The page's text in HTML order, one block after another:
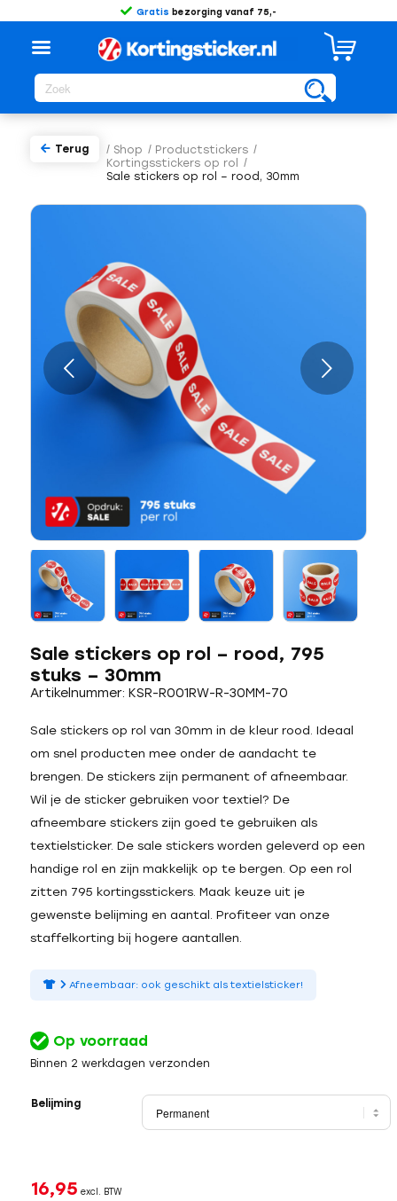
Gratis bezorging vanaf 75,-
/ Shop / Productstickers /
Kortingsstickers op rol
/
Sale stickers op rol – rood, 30mm
Terug
Volgende
Sale stickers op rol – rood, 795
stuks – 30mm
Artikelnummer: KSR-R001RW-R-30MM-70
Sale stickers op rol van 30mm in de kleur rood. Ideaal
om snel producten mee onder de aandacht te
brengen. De stickers zijn permanent of afneembaar.
Wil je de sticker gebruiken voor textiel? De
afneembare stickers zijn goed te gebruiken als
textielsticker. De sale stickers worden geleverd op een
handige rol en zijn makkelijk op te bergen. Op een rol
zitten 795 kortingsstickers. Maak keuze uit je
gewenste belijming en aantal. Profiteer van onze
staffelkorting bij hogere aantallen.
Afneembaar: ook geschikt als textielsticker!
Op voorraad
Binnen 2 werkdagen verzonden
Belijming
16,95 excl. BTW